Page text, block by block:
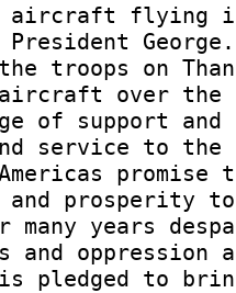
aircraft flying
troops on
aircraft over
of support
service to the
and
many years
and
pledged to